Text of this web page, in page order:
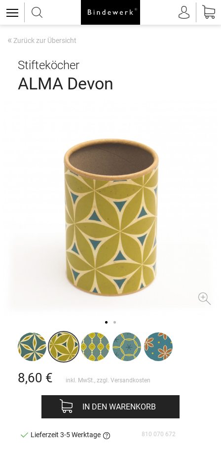
« Zurück zur Übersicht
Stifteköcher
ALMA Devon
8,60 € inkl. MwSt., zzgl. Versandkosten
IN DEN WARENKORB
Lieferzeit 3-5 Werktage 810 070 672